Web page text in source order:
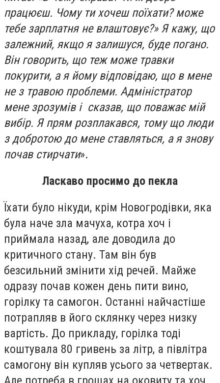
працюєш. Чому ти хочеш поїхати? може
тебе зарплатня не влаштовує?» Я кажу, що
залежний, якщо я залишуся, буде погано.
Він говорить, що теж може травки
покурити, а я йому відповідаю, що в мене
не з травою проблеми. Адміністратор
мене зрозумів і сказав, що поважає мій
вибір. Я прям розплакався, тому що люди
з добротою до мене ставляться, а я знову
почав стирчати».
Ласкаво просимо до пекла
Їхати було нікуди, крім Новогродівки, яка
була наче зла мачуха, котра хоч і
приймала назад, але доводила до
критичного стану. Там він був
безсильний змінити хід речей. Майже
одразу почав кожен день пити вино,
горілку та самогон. Останні найчастіше
потрапляв в його склянку через низку
вартість. До прикладу, горілка тоді
коштувала 80 гривень за літр, а півлітра
самогону він купляв усього за четвертак.